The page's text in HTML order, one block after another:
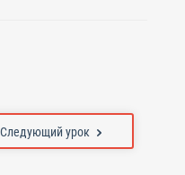
Следующий урок